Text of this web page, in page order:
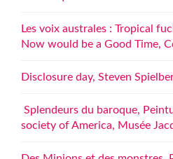
Les voix australes : Tropical
Now would be a Good Time,
Disclosure day, Steven
Splendeurs du baroque,
society of America, Musée